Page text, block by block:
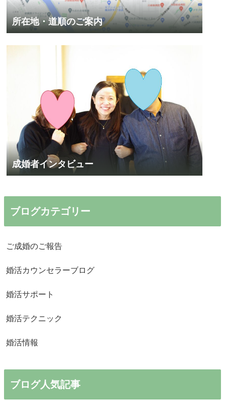
所在地・道順のご案内
成婚者インタビュー
ブログカテゴリー
ご成婚のご報告
婚活カウンセラーブログ
婚活サポート
婚活テクニック
婚活情報
ブログ人気記事